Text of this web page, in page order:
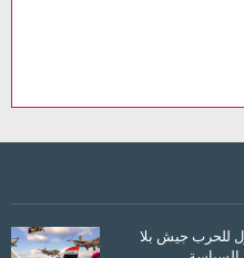
للحرب جيش بلا